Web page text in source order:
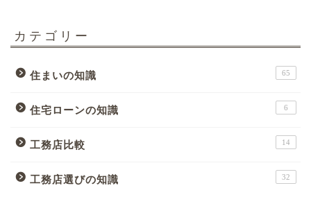
カテゴリー
住まいの知識 65
住宅ローンの知識 6
工務店比較 14
工務店選びの知識 32